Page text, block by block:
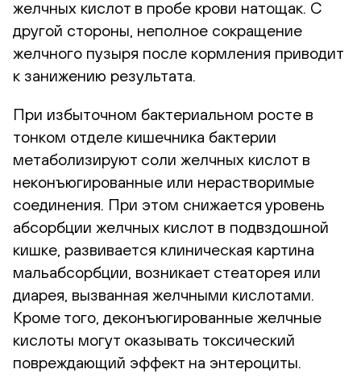
желчных кислот в пробе крови натощак. С
другой стороны, неполное сокращение
желчного пузыря после кормления приводит
к занижению результата.
При избыточном бактериальном росте в
тонком отделе кишечника бактерии
метаболизируют соли желчных кислот в
неконъюгированные или нерастворимые
соединения. При этом снижается уровень
абсорбции желчных кислот в подвздошной
кишке, развивается клиническая картина
мальабсорбции, возникает стеаторея или
диарея, вызванная желчными кислотами.
Кроме того, деконъюгированные желчные
кислоты могут оказывать токсический
повреждающий эффект на энтероциты.